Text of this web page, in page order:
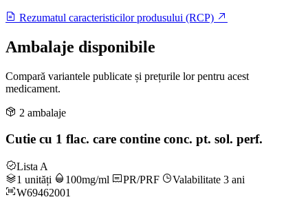
Rezumatul caracteristicilor produsului (RCP)
Ambalaje disponibile
Compară variantele publicate și prețurile lor pentru acest
medicament.
2 ambalaje
Cutie cu 1 flac. care contine conc. pt. sol. perf.
Lista A
1 unități
100mg/ml PR/PRF
Valabilitate 3 ani
W69462001